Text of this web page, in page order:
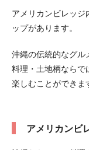
アメリカンビレッジ
ップがあります。
沖縄の伝統的なグル
料理・土地柄ならで
楽しむことができま
アメリカンビ